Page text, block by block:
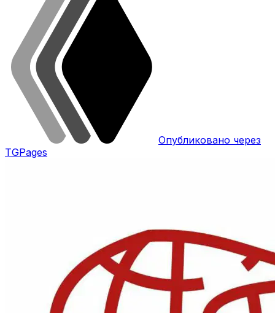
Опубликовано через
TGPages